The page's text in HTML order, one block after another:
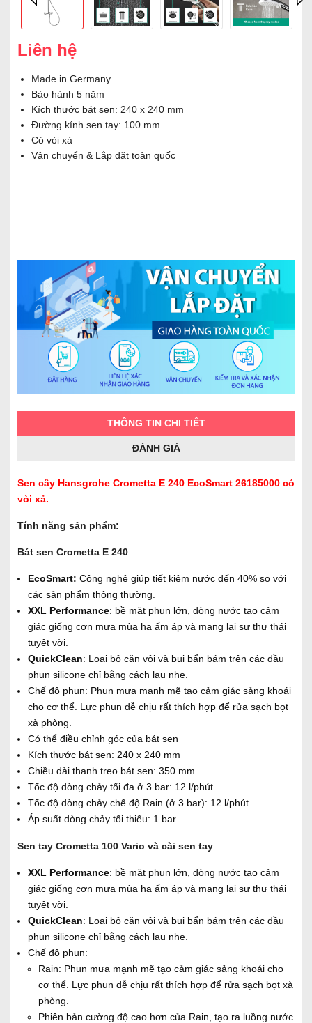
Liên hệ
Made in Germany
Bảo hành 5 năm
Kích thước bát sen: 240 x 240 mm
Đường kính sen tay: 100 mm
Có vòi xả
Vận chuyển & Lắp đặt toàn quốc
THÔNG TIN CHI TIẾT
ĐÁNH GIÁ
Sen cây Hansgrohe Crometta E 240 EcoSmart 26185000 có
vòi xả.
Tính năng sản phẩm:
Bát sen Crometta E 240
EcoSmart: Công nghệ giúp tiết kiệm nước đến 40% so với
các sản phẩm thông thường.
XXL Performance: bề mặt phun lớn, dòng nước tạo cảm
giác giống cơn mưa mùa hạ ấm áp và mang lại sự thư thái
tuyệt vời.
QuickClean: Loại bỏ cặn vôi và bụi bẩn bám trên các đầu
phun silicone chỉ bằng cách lau nhẹ.
Chế độ phun: Phun mưa mạnh mẽ tạo cảm giác sảng khoái
cho cơ thể. Lực phun dễ chịu rất thích hợp để rửa sạch bọt
xà phòng.
Có thể điều chỉnh góc của bát sen
Kích thước bát sen: 240 x 240 mm
Chiều dài thanh treo bát sen: 350 mm
Tốc độ dòng chảy tối đa ở 3 bar: 12 l/phút
Tốc độ dòng chảy chế độ Rain (ở 3 bar): 12 l/phút
Áp suất dòng chảy tối thiểu: 1 bar.
Sen tay Crometta 100 Vario và cài sen tay
XXL Performance: bề mặt phun lớn, dòng nước tạo cảm
giác giống cơn mưa mùa hạ ấm áp và mang lại sự thư thái
tuyệt vời.
QuickClean: Loại bỏ cặn vôi và bụi bẩn bám trên các đầu
phun silicone chỉ bằng cách lau nhẹ.
Chế độ phun:
Rain: Phun mưa mạnh mẽ tạo cảm giác sảng khoái cho
cơ thể. Lực phun dễ chịu rất thích hợp để rửa sạch bọt xà
phòng.
Phiên bản cường độ cao hơn của Rain, tạo ra luồng nước